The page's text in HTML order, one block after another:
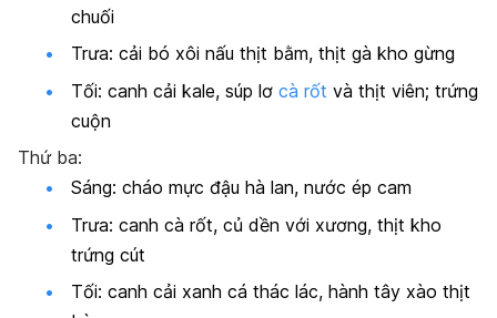
chuối
Trưa: cải bó xôi nấu thịt bằm, thịt gà kho gừng
Tối: canh cải kale, súp lơ cà rốt và thịt viên; trứng
cuộn
Thứ ba:
Sáng: cháo mực đậu hà lan, nước ép cam
Trưa: canh cà rốt, củ dền với xương, thịt kho
trứng cút
Tối: canh cải xanh cá thác lác, hành tây xào thịt